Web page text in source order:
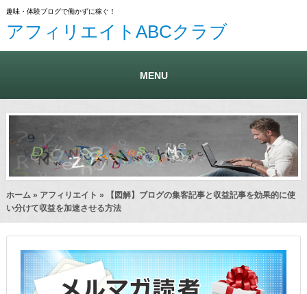
趣味・体験ブログで働かずに稼ぐ！
アフィリエイトABCクラブ
MENU
ホーム » アフィリエイト » 【図解】ブログの集客記事と収益記事を効果的に使
い分けて収益を加速させる方法